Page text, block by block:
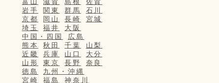
岩手
関東 群馬
石川
京都
岡山 長崎
宮城
埼玉
福井
大阪
中国・四国
広島
熊本
秋田 千葉
山梨
近畿
兵庫 山口
大分
山形
東京 長野
奈良
徳島
九州・沖縄
宮崎
福島
神奈川